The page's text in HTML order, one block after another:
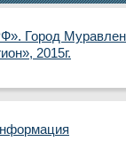
Город
2015г.